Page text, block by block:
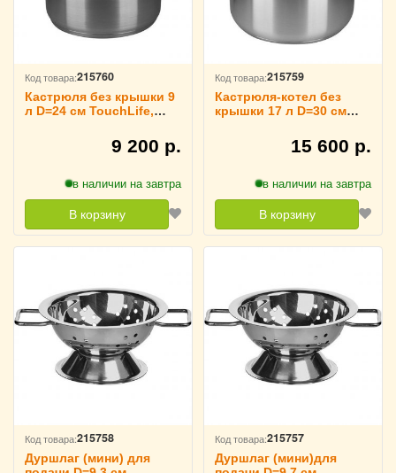
Код товара:215760
Кастрюля без крышки 9
л D=24 см TouchLife,
9 200 р.
в наличии на завтра
В корзину
Код товара:215759
Кастрюля-котел без
крышки 17 л D=30 см
15 600 р.
в наличии на завтра
В корзину
Код товара:215758
Дуршлаг (мини) для
Код товара:215757
Дуршлаг (мини)для